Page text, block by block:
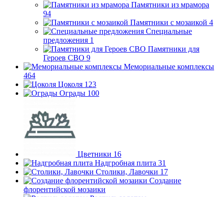
Памятники из мрамора
94
Памятники с мозаикой 4
Специальные
предложения 1
Памятники для
Героев СВО 9
Мемориальные комплексы
464
Цоколя 123
Ограды 100
Цветники 16
Надгробная плита 31
Столики, Лавочки 17
Создание
флорентийской мозаики